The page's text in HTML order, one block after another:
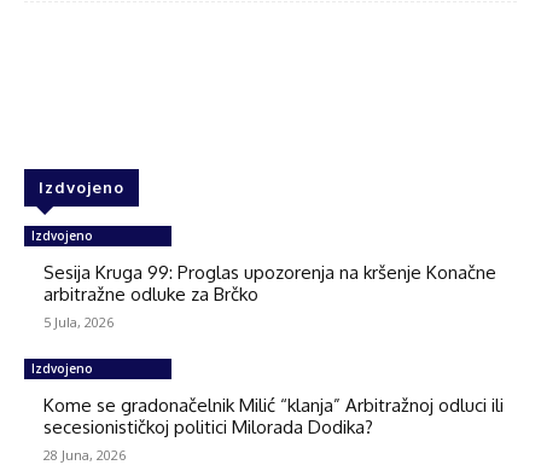
Izdvojeno
Izdvojeno
Sesija Kruga 99: Proglas upozorenja na kršenje Konačne
arbitražne odluke za Brčko
5 Jula, 2026
Izdvojeno
Kome se gradonačelnik Milić “klanja” Arbitražnoj odluci ili
secesionističkoj politici Milorada Dodika?
28 Juna, 2026